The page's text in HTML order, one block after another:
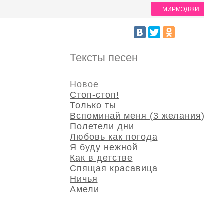
Тексты песен
Новое
Стоп-стоп!
Только ты
Вспоминай меня (3 желания)
Полетели дни
Любовь как погода
Я буду нежной
Как в детстве
Спящая красавица
Ничья
Амели
МИРМЭДЖИ